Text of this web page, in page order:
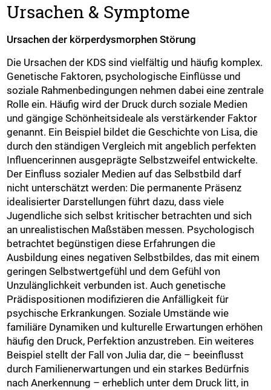
Ursachen & Symptome
Ursachen der körperdysmorphen Störung
Die Ursachen der KDS sind vielfältig und häufig komplex.
Genetische Faktoren, psychologische Einflüsse und
soziale Rahmenbedingungen nehmen dabei eine zentrale
Rolle ein. Häufig wird der Druck durch soziale Medien
und gängige Schönheitsideale als verstärkender Faktor
genannt. Ein Beispiel bildet die Geschichte von Lisa, die
durch den ständigen Vergleich mit angeblich perfekten
Influencerinnen ausgeprägte Selbstzweifel entwickelte.
Der Einfluss sozialer Medien auf das Selbstbild darf
nicht unterschätzt werden: Die permanente Präsenz
idealisierter Darstellungen führt dazu, dass viele
Jugendliche sich selbst kritischer betrachten und sich
an unrealistischen Maßstäben messen. Psychologisch
betrachtet begünstigen diese Erfahrungen die
Ausbildung eines negativen Selbstbildes, das mit einem
geringen Selbstwertgefühl und dem Gefühl von
Unzulänglichkeit verbunden ist. Auch genetische
Prädispositionen modifizieren die Anfälligkeit für
psychische Erkrankungen. Soziale Umstände wie
familiäre Dynamiken und kulturelle Erwartungen erhöhen
häufig den Druck, Perfektion anzustreben. Ein weiteres
Beispiel stellt der Fall von Julia dar, die – beeinflusst
durch Familienerwartungen und ein starkes Bedürfnis
nach Anerkennung – erheblich unter dem Druck litt, in